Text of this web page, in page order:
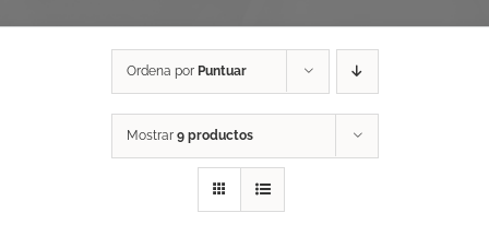
Ordena por Puntuar
Mostrar 9 productos